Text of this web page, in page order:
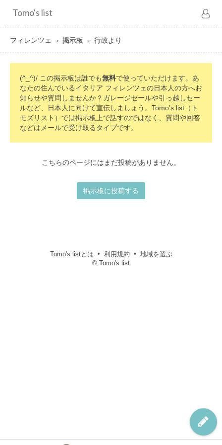
Tomo's list
フィレンツェ 掲示板 行政より
(^_^)/ この掲示板は誰でも無料で使っていただけます。あ
なたの住んでいるイタリア フィレンツェの日本人の方へお
知らせや質問しませんか？ガレージセールや引っ越しセー
ルなど、日本人に向けて宣伝しましょう。Tomo's list（ト
モズリスト）では掲示板上で話すのではなく、質問や回答
などはメールで受け取るタイプです。
こちらのページにはまだ投稿がありません。
掲示板に投稿する
Tomo's listとは 利用規約
地域を選ぶ
© Tomo's list